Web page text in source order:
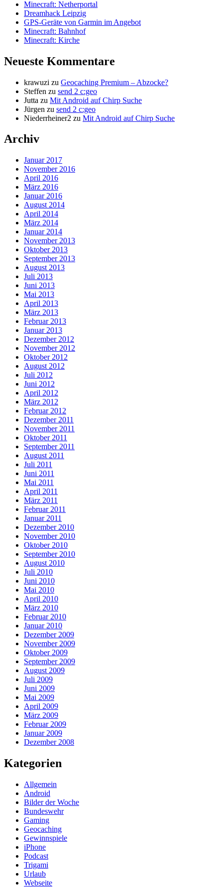
Minecraft: Netherportal
Dreamhack Leipzig
GPS-Geräte von Garmin im Angebot
Minecraft: Bahnhof
Minecraft: Kirche
Neueste Kommentare
krawuzi zu Geocaching Premium – Abzocke?
Steffen zu send 2 c:geo
Jutta zu Mit Android auf Chirp Suche
Jürgen zu send 2 c:geo
Niederrheiner2 zu Mit Android auf Chirp Suche
Archiv
Januar 2017
November 2016
April 2016
März 2016
Januar 2016
August 2014
April 2014
März 2014
Januar 2014
November 2013
Oktober 2013
September 2013
August 2013
Juli 2013
Juni 2013
Mai 2013
April 2013
März 2013
Februar 2013
Januar 2013
Dezember 2012
November 2012
Oktober 2012
August 2012
Juli 2012
Juni 2012
April 2012
März 2012
Februar 2012
Dezember 2011
November 2011
Oktober 2011
September 2011
August 2011
Juli 2011
Juni 2011
Mai 2011
April 2011
März 2011
Februar 2011
Januar 2011
Dezember 2010
November 2010
Oktober 2010
September 2010
August 2010
Juli 2010
Juni 2010
Mai 2010
April 2010
März 2010
Februar 2010
Januar 2010
Dezember 2009
November 2009
Oktober 2009
September 2009
August 2009
Juli 2009
Juni 2009
Mai 2009
April 2009
März 2009
Februar 2009
Januar 2009
Dezember 2008
Kategorien
Allgemein
Android
Bilder der Woche
Bundeswehr
Gaming
Geocaching
Gewinnspiele
iPhone
Podcast
Trigami
Urlaub
Webseite